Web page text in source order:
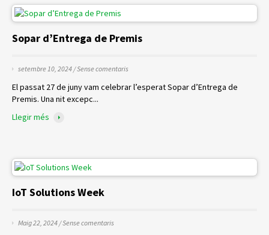
Sopar d’Entrega de Premis
setembre 10, 2024 /Sense comentaris
El passat 27 de juny vam celebrar l’esperat Sopar d’Entrega de
Premis. Una nit excepc...
Llegir més
IoT Solutions Week
Maig 22, 2024 /Sense comentaris